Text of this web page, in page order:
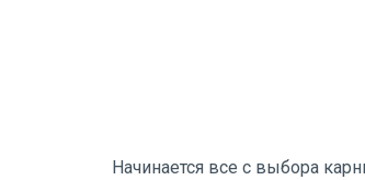
Начинается все с выбора